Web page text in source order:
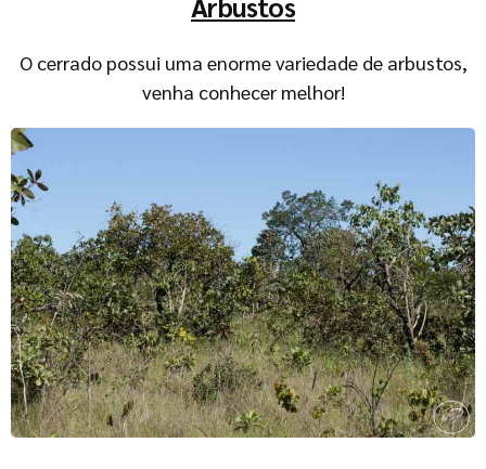
O cerrado possui uma enorme variedade de arbustos,
venha conhecer melhor!